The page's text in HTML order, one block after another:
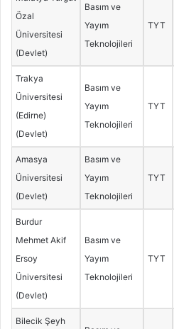
Özal
Üniversitesi
(Devlet)
Basım ve
Yayım
Teknolojileri
TYT
Trakya
Üniversitesi
(Edirne)
(Devlet)
Basım ve
Yayım
Teknolojileri
TYT
Amasya
Üniversitesi
(Devlet)
Basım ve
Yayım
Teknolojileri
TYT
Burdur
Mehmet Akif
Ersoy
Üniversitesi
(Devlet)
Basım ve
Yayım
Teknolojileri
TYT
Bilecik Şeyh